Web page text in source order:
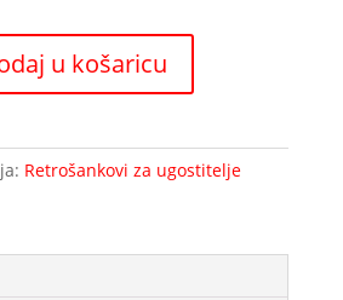
u košaricu
Retrošankovi za ugostitelje